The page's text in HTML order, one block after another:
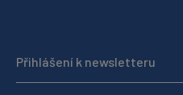
Přihlášení k newsletteru